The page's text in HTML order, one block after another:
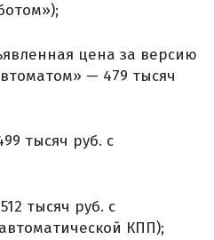
цена за версию
— 479 тысяч
тысяч руб. с
тысяч руб. с
КПП);